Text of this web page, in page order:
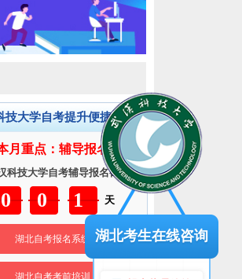
技大学自考提升便捷服务
月重点：辅导报名】
科技大学自考辅导报名截止
001天
湖北自考报名系统
湖北自考考前培训
湖北考生在线咨询